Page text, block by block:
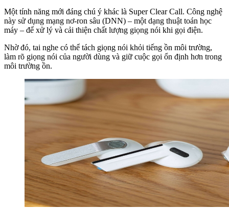
Một tính năng mới đáng chú ý khác là Super Clear Call. Công nghệ
này sử dụng mạng nơ-ron sâu (DNN) – một dạng thuật toán học
máy – để xử lý và cải thiện chất lượng giọng nói khi gọi điện.
Nhờ đó, tai nghe có thể tách giọng nói khỏi tiếng ồn môi trường,
làm rõ giọng nói của người dùng và giữ cuộc gọi ổn định hơn trong
môi trường ồn.